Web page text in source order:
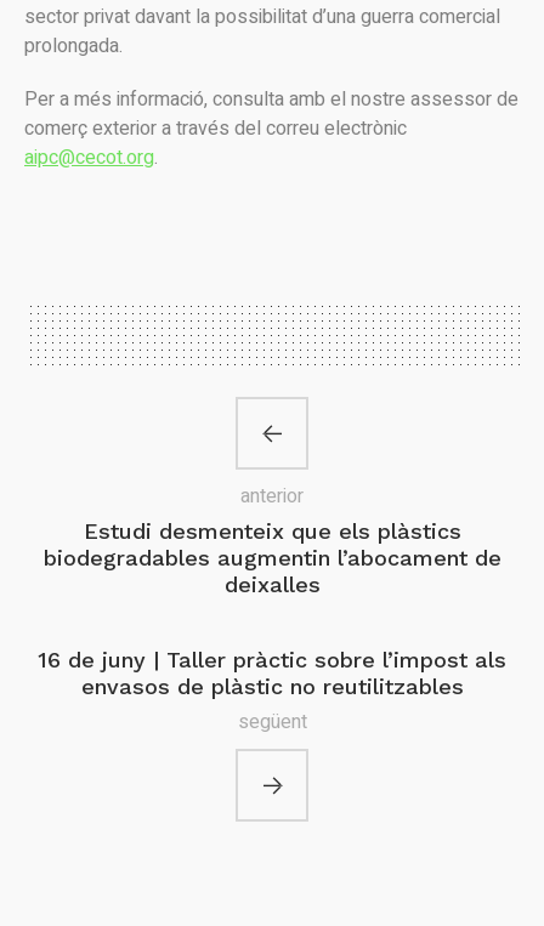
sector privat davant la possibilitat d’una guerra comercial
prolongada.
Per a més informació, consulta amb el nostre assessor de
comerç exterior a través del correu electrònic
aipc@cecot.org.
Estudi desmenteix que els plàstics
biodegradables augmentin l’abocament de
deixalles
anterior
16 de juny | Taller pràctic sobre l’impost als
envasos de plàstic no reutilitzables
següent